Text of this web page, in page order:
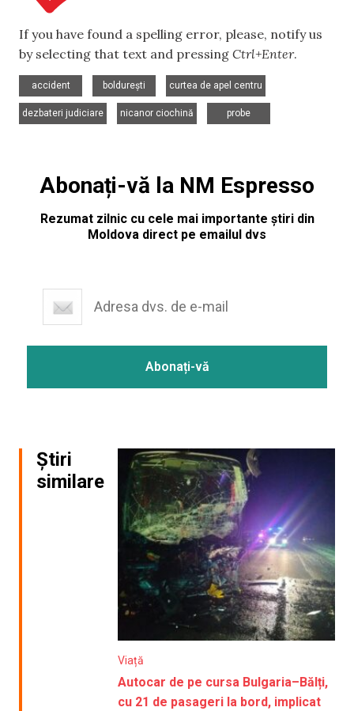
If you have found a spelling error, please, notify us
by selecting that text and pressing Ctrl+Enter.
accident
boldurești
curtea de apel centru
dezbateri judiciare
nicanor ciochină
probe
Abonați-vă la NM Espresso
Rezumat zilnic cu cele mai importante știri din
Moldova direct pe emailul dvs
Știri
similare
Viață
Autocar de pe cursa Bulgaria–Bălți,
cu 21 de pasageri la bord, implicat